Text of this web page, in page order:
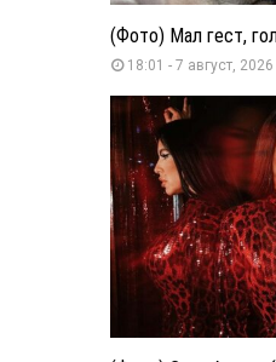
(Фото) Мал гест,
18:01 - 7 август, 2026